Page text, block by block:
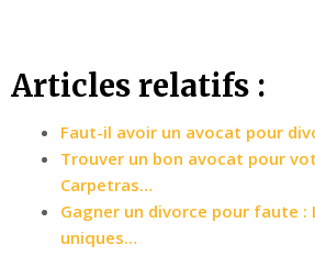
Articles relatifs :
Faut-il avoir un avocat pour
Trouver un bon avocat pour
Carpetras…
Gagner un divorce pour faute :
uniques…